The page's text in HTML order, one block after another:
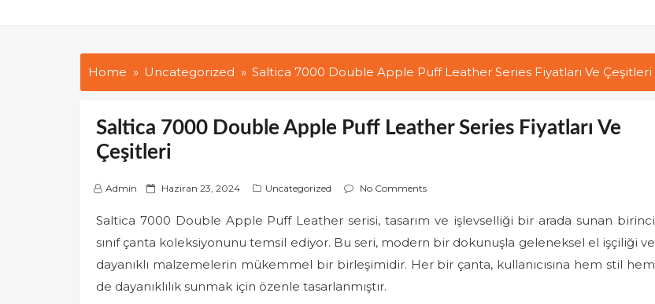
Home Uncategorized Saltica 7000 Double Apple Puff Leather Series Fiyatları Ve Çeşitleri
Saltica 7000 Double Apple Puff Leather Series Fiyatları Ve
Çeşitleri
Admin
P
s
t
o
Haziran 23, 2024 Uncategorized No Comments
Saltica 7000 Double Apple Puff Leather serisi, tasarım ve işlevselliği bir arada sunan birinci
sınıf çanta koleksiyonunu temsil ediyor. Bu seri, modern bir dokunuşla geleneksel el işçiliği ve
dayanıklı malzemelerin mükemmel bir birleşimidir. Her bir çanta, kullanıcısına hem stil hem
de dayanıklılık sunmak için özenle tasarlanmıştır.